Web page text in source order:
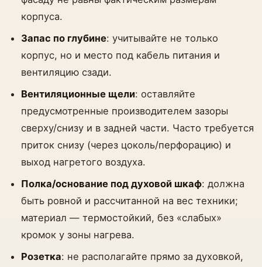
корпуса.
Запас по глубине: учитывайте не только
корпус, но и место под кабель питания и
вентиляцию сзади.
Вентиляционные щели: оставляйте
предусмотренные производителем зазоры
сверху/снизу и в задней части. Часто требуется
приток снизу (через цоколь/перфорацию) и
выход нагретого воздуха.
Полка/основание под духовой шкаф: должна
быть ровной и рассчитанной на вес техники;
материал — термостойкий, без «слабых»
кромок у зоны нагрева.
Розетка: не располагайте прямо за духовкой,